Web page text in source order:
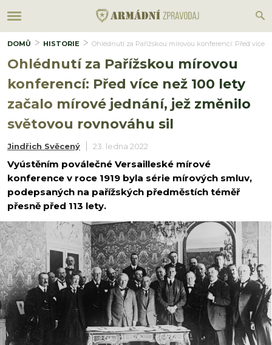
DOMŮ HISTORIE Ohlédnutí za Pařížskou mírovou konferencí: Před více
Ohlédnutí za Pařížskou mírovou
konferencí: Před více než 100 lety
začalo mírové jednání, jež změnilo
světovou rovnováhu sil
Jindřich Svěcený 23. ledna 2022
Vyústěním poválečné Versailleské mírové
konference v roce 1919 byla série mírových smluv,
podepsaných na pařížských předměstích téměř
přesně před 113 lety.